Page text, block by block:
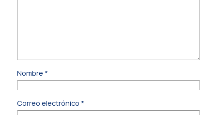
Nombre *
Correo electrónico *